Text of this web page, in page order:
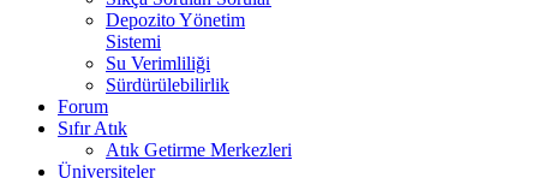
Depozito Yönetim
Sistemi
Su Verimliliği
Sürdürülebilirlik
Forum
Sıfır Atık
Atık Getirme Merkezleri
Üniversiteler